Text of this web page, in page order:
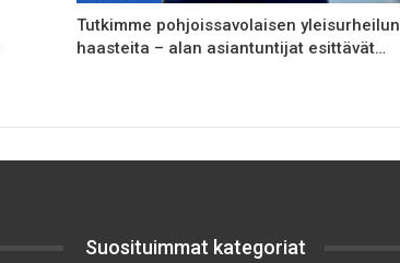
Tutkimme pohjoissavolaisen yleisurheilun
haasteita – alan asiantuntijat esittävät…
Suosituimmat kategoriat